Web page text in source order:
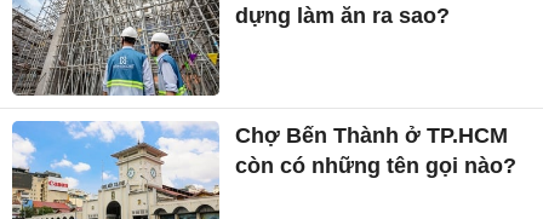
dựng làm ăn ra sao?
Chợ Bến Thành ở TP.HCM
còn có những tên gọi nào?